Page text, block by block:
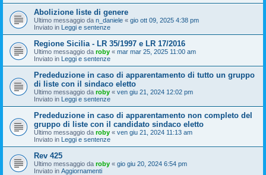
Abolizione liste di genere
Ultimo messaggio da n_daniele « gio ott 09, 2025 4:38 pm
Inviato in Leggi e sentenze
Regione Sicilia - LR 35/1997 e LR 17/2016
Ultimo messaggio da roby « mar mar 25, 2025 11:00 am
Inviato in Leggi e sentenze
Prededuzione in caso di apparentamento di tutto un gruppo
di liste con il sindaco eletto
Ultimo messaggio da roby « ven giu 21, 2024 12:02 pm
Inviato in Leggi e sentenze
Prededuzione in caso di apparentamento non completo del
gruppo di liste con il candidato sindaco eletto
Ultimo messaggio da roby « ven giu 21, 2024 11:13 am
Inviato in Leggi e sentenze
Rev 425
Ultimo messaggio da roby « gio giu 20, 2024 6:54 pm
Inviato in Aggiornamenti